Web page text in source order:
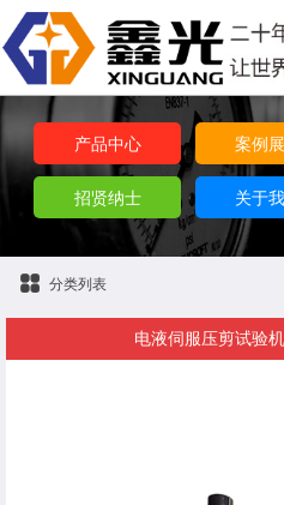
产品中心 案例
招贤纳士 关于
分类列表
电液伺服压剪试验